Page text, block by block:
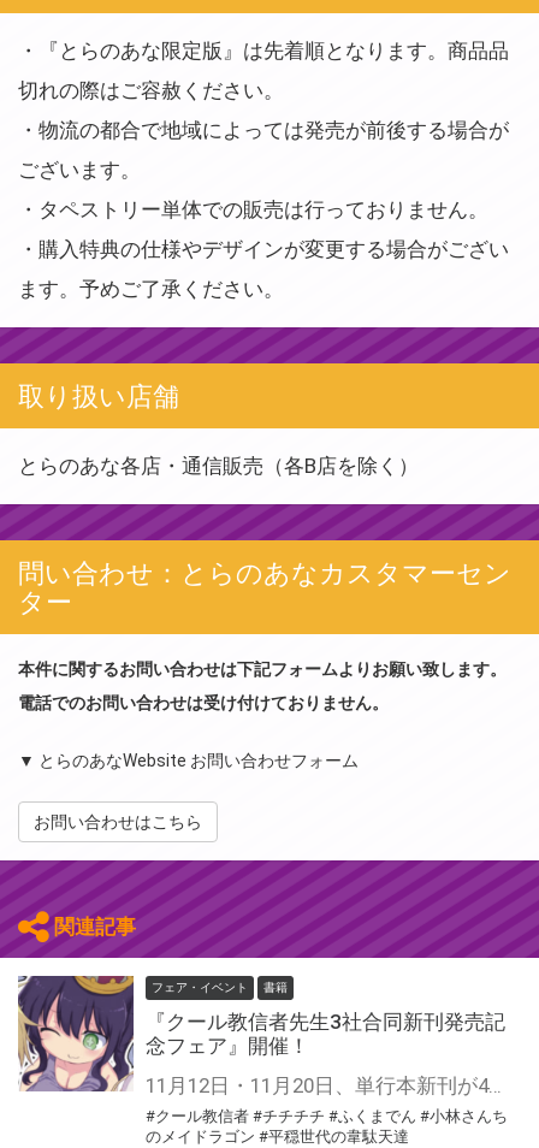
・『とらのあな限定版』は先着順となります。商品品
切れの際はご容赦ください。
・物流の都合で地域によっては発売が前後する場合が
ございます。
・タペストリー単体での販売は行っておりません。
・購入特典の仕様やデザインが変更する場合がござい
ます。予めご了承ください。
取り扱い店舗
とらのあな各店・通信販売（各B店を除く）
問い合わせ：とらのあなカスタマーセン
ター
本件に関するお問い合わせは下記フォームよりお願い致します。
電話でのお問い合わせは受け付けておりません。
▼ とらのあなWebsite お問い合わせフォーム
お問い合わせはこちら
関連記事
フェア・イベント 書籍
『クール教信者先生3社合同新刊発売記
念フェア』開催！
11月12日・11月20日、単行本新刊が4作品発売の人気作家・クール教信者先生！ とらのあなでは今回の4作品新刊発売を記念しまして、双葉社・白泉社・秋田書店、三社合同によるフェアを実施いたします！
#クール教信者 #チチチチ #ふくまでん #小林さんち
のメイドラゴン #平穏世代の韋駄天達